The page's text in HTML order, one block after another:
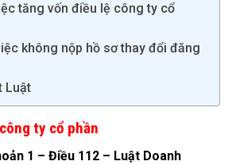
tăng vốn điều lệ công ty cổ
không nộp hồ sơ thay đổi đăng
Luật
ty cổ phần
1 – Điều 112 – Luật Doanh